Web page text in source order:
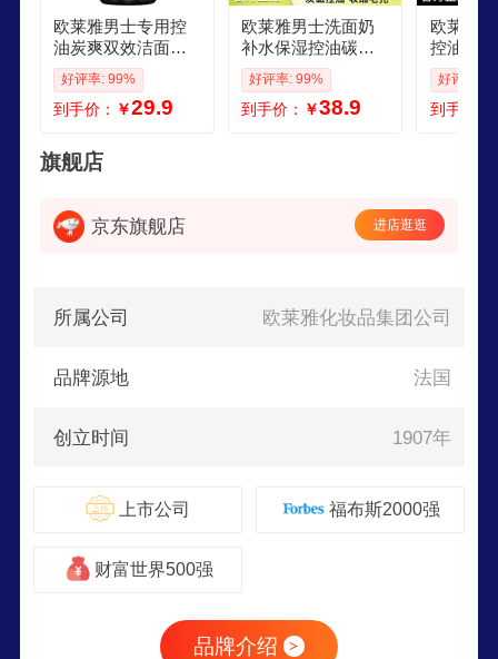
欧莱雅男士专用控
油炭爽双效洁面膏1
00ml洗面奶收缩毛
孔护肤品
好评率: 99%
到手价： ￥29.9
欧莱雅男士洗面奶
补水保湿控油碳爽
磨砂抗黑头冰感深
层净化洁面膏乳 橡
木炭缩毛孔洁面50
好评率: 99%
到手价： ￥38.9
欧莱雅
控油深
洁面乳
面送男
爽抗黑
好评率:
到手价：
旗舰店
京东旗舰店 进店逛逛
所属公司 欧莱雅化妆品集团公司
品牌源地 法国
创立时间 1907年
上市公司 福布斯2000强
财富世界500强
品牌介绍 >